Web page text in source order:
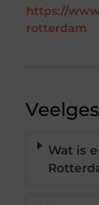
https://
rotterdam
Wat is